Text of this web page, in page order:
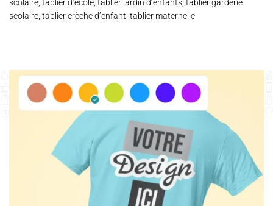
scolaire, tablier d’école, tablier jardin d’enfants, tablier garderie
scolaire, tablier crèche d’enfant, tablier maternelle